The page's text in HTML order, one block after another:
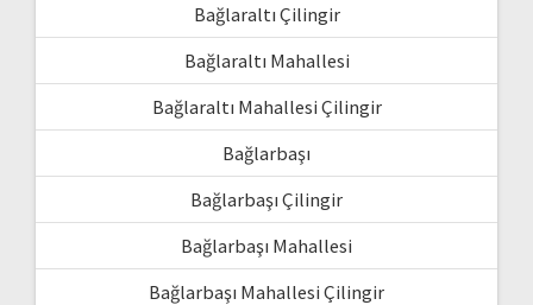
Bağlaraltı Çilingir
Bağlaraltı Mahallesi
Bağlaraltı Mahallesi Çilingir
Bağlarbaşı
Bağlarbaşı Çilingir
Bağlarbaşı Mahallesi
Bağlarbaşı Mahallesi Çilingir